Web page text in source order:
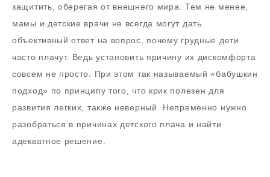
защитить, оберегая от внешнего мира. Тем не менее,
мамы и детские врачи не всегда могут дать
объективный ответ на вопрос, почему грудные дети
часто плачут. Ведь установить причину их дискомфорта
совсем не просто. При этом так называемый «бабушкин
подход» по принципу того, что крик полезен для
развития легких, также неверный. Непременно нужно
разобраться в причинах детского плача и найти
адекватное решение.